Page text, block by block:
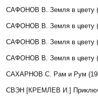
САФОНОВ В. Земля в цвету
САФОНОВ В. Земля в цвету
САФОНОВ В. Земля в цвету
САФОНОВ В. Земля в цвету
САХАРНОВ С. Рам и Рум
СВЭН [КРЕМЛЕВ И.]